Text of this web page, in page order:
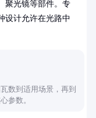
聚光镜等部件。专
设计允许在光路中
数到适用场景，再到
参数。